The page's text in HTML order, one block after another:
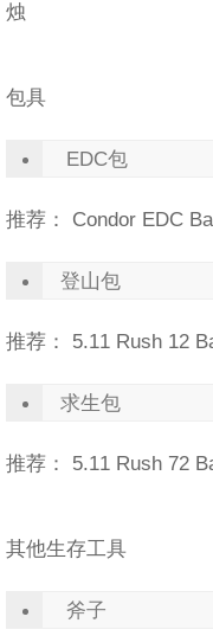
烛
包具
EDC包
推荐： Condor EDC
登山包
推荐： 5.11 Rush 12
求生包
推荐： 5.11 Rush 72
其他生存工具
斧子